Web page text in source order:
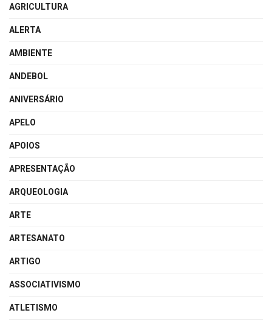
AGRICULTURA
ALERTA
AMBIENTE
ANDEBOL
ANIVERSÁRIO
APELO
APOIOS
APRESENTAÇÃO
ARQUEOLOGIA
ARTE
ARTESANATO
ARTIGO
ASSOCIATIVISMO
ATLETISMO